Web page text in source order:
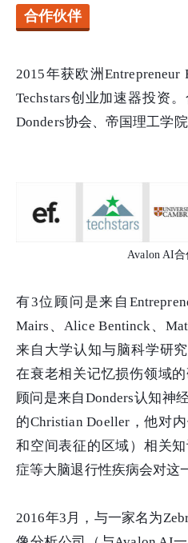
合作伙伴
2015年获欧洲
Techstars创业加速器投资
Donders协会、帝国理工学院
Avalon AI
有3位顾问是来自
Mairs、Alice Bentinck、
来自大学认知与脑科学研
在衰老相关记忆损伤领域
顾问是来自Donders认知神
的Christian Doeller，他对
和空间表征的区域）相关
症等大脑退行性疾病会对这
2016年3月，与一家名为